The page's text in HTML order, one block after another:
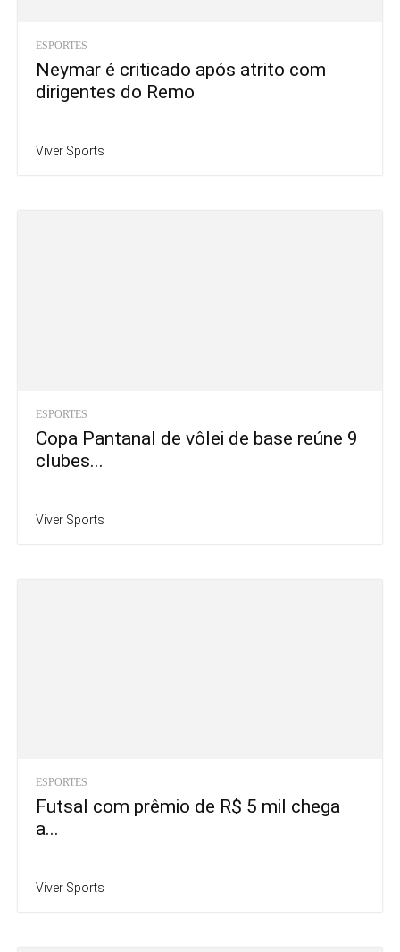
ESPORTES
Neymar é criticado após atrito com
dirigentes do Remo
Viver Sports
ESPORTES
Copa Pantanal de vôlei de base reúne 9
clubes...
Viver Sports
ESPORTES
Futsal com prêmio de R$ 5 mil chega
a...
Viver Sports